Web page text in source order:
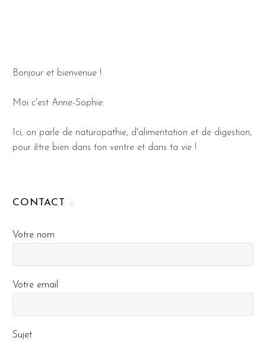
Bonjour et bienvenue !
Moi c'est Anne-Sophie.
Ici, on parle de naturopathie, d'alimentation et de digestion,
pour être bien dans ton ventre et dans ta vie !
CONTACT
Votre nom
Votre email
Sujet